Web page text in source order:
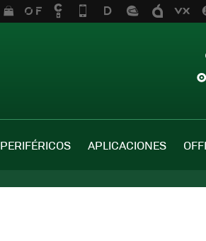
PERIFÉRICOS APLICACIONES